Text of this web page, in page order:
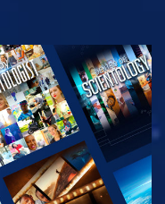
EXPLORA LAS
SERIES